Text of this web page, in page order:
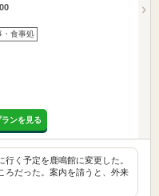
・食事処
ンを見る
く予定を鹿鳴館に変更した。
ろだった。案内を請うと、外来